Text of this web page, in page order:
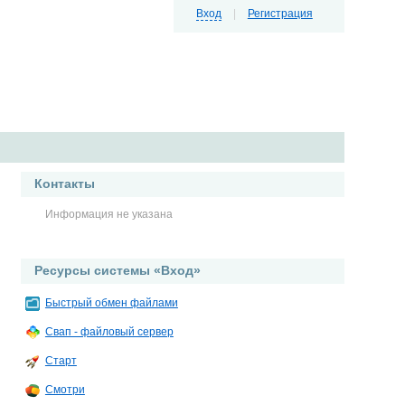
Вход Регистрация
Контакты
Информация не указана
Ресурсы системы «Вход»
Быстрый обмен файлами
Свап - файловый сервер
Старт
Смотри